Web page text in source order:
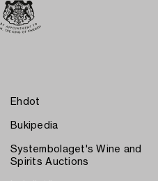
Ehdot
Bukipedia
Systembolaget's Wine and
Spirits Auctions